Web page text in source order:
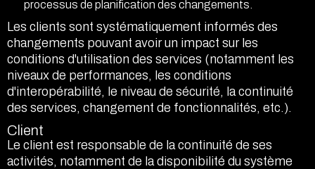
processus de planification des changements.
Les clients sont systématiquement informés des
changements pouvant avoir un impact sur les
conditions d'utilisation des services (notamment les
niveaux de performances, les conditions
d'interopérabilité, le niveau de sécurité, la continuité
des services, changement de fonctionnalités, etc.).
Client
Le client est responsable de la continuité de ses
activités, notamment de la disponibilité du système